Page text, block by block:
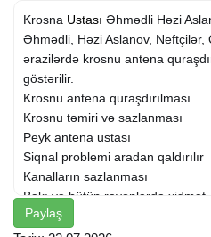
Krosna Ustası Əhmədli Həzi
Əhmədli, Həzi Aslanov, Neftçilər,
ərazilərdə krosnu antena
göstərilir.
Krosnu antena quraşdırılması
Krosnu təmiri və sazlanması
Peyk antena ustası
Siqnal problemi aradan qaldırılır
Kanalların sazlanması
Bakı və bütün rayonlarda xidmət
7/24 xidmət göstərilir
Paylaş